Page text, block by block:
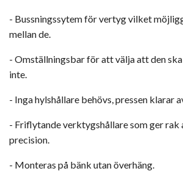
- Bussningssytem för vertyg vilket
mellan de.
- Omställningsbar för att välja att den
inte.
- Inga hylshållare behövs, pressen klarar
- Friflytande verktygshållare som ger rak
precision.
- Monteras på bänk utan överhäng.